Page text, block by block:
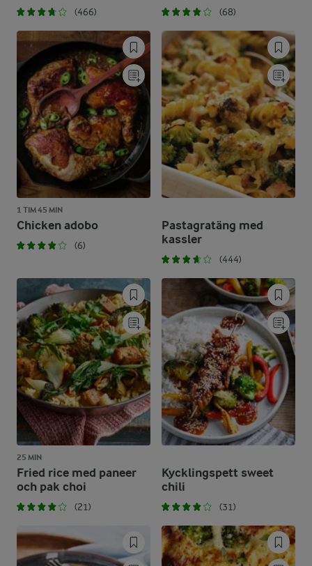
(466) (68)
1 TIM 45 MIN
Chicken adobo
(6)
Pastagratäng med
kassler
(444)
25 MIN
Fried rice med paneer
och pak choi
(21)
Kycklingspett sweet
chili
(31)